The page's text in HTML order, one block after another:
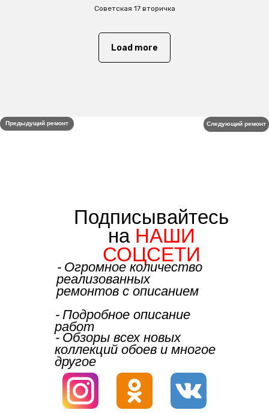
Советская 17 вторичка
Load more
Предыдущий ремонт Следующий ремонт
Подписывайтесь
на НАШИ
СОЦСЕТИ
⁃ Обзоры всех новых
коллекций обоев и многое
другое
⁃ Подробное описание
работ
⁃ Огромное количество
реализованных
ремонтов с описанием